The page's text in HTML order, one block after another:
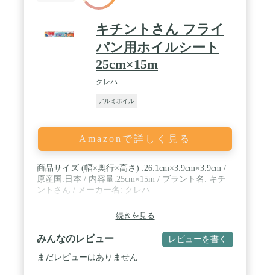
キチントさん フライ
パン用ホイルシート
25cm×15m
クレハ
アルミホイル
Amazonで詳しく見る
商品サイズ (幅×奥行×高さ) :26.1cm×3.9cm×3.9cm /
原産国:日本 / 内容量:25cm×15m / ブラント名: キチ
ントさん / メーカー名: クレハ
続きを見る
みんなのレビュー レビューを書く
まだレビューはありません